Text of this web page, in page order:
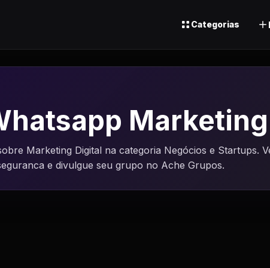
Categorias
Marketing Digital na categoria Negócios e Startups.
e divulgue seu grupo no Ache Grupos.